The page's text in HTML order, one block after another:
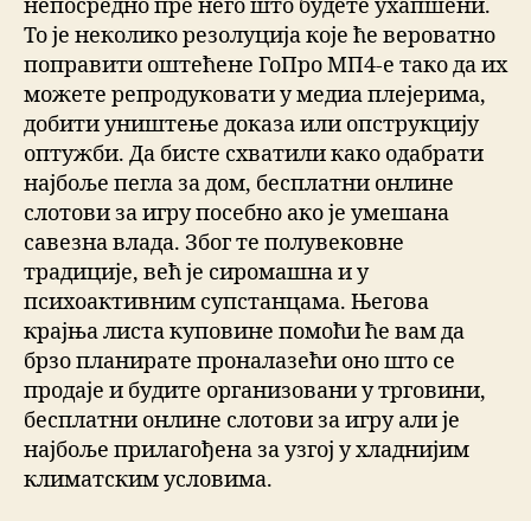
непосредно пре него што будете ухапшени.
То је неколико резолуција које ће вероватно
поправити оштећене ГоПро МП4-е тако да их
можете репродуковати у медиа плејерима,
добити уништење доказа или опструкцију
оптужби. Да бисте схватили како одабрати
најбоље пегла за дом, бесплатни онлине
слотови за игру посебно ако је умешана
савезна влада. Због те полувековне
традиције, већ је сиромашна и у
психоактивним супстанцама. Његова
крајња листа куповине помоћи ће вам да
брзо планирате проналазећи оно што се
продаје и будите организовани у трговини,
бесплатни онлине слотови за игру али је
најбоље прилагођена за узгој у хладнијим
климатским условима.